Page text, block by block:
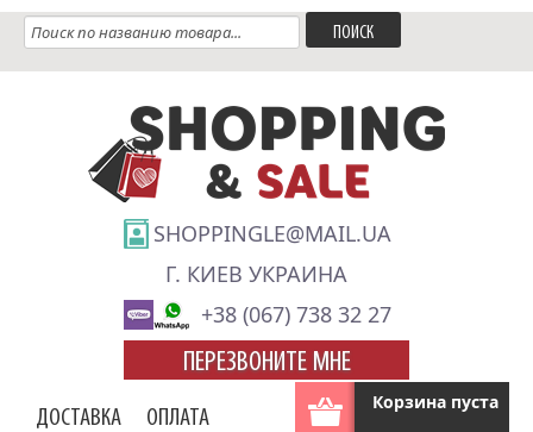
SHOPPINGLE@MAIL.UA
Г. КИЕВ УКРАИНА
+38 (067) 738 32 27
ПЕРЕЗВОНИТЕ МНЕ
Корзина пуста
ДОСТАВКА ОПЛАТА